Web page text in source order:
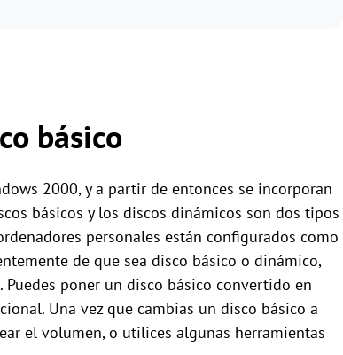
básico
2000, y a partir de entonces se incorporan
básicos y los discos dinámicos son dos tipos
personales están configurados como
de que sea disco básico o dinámico,
poner un disco básico convertido en
Una vez que cambias un disco básico a
el volumen, o utilices algunas herramientas